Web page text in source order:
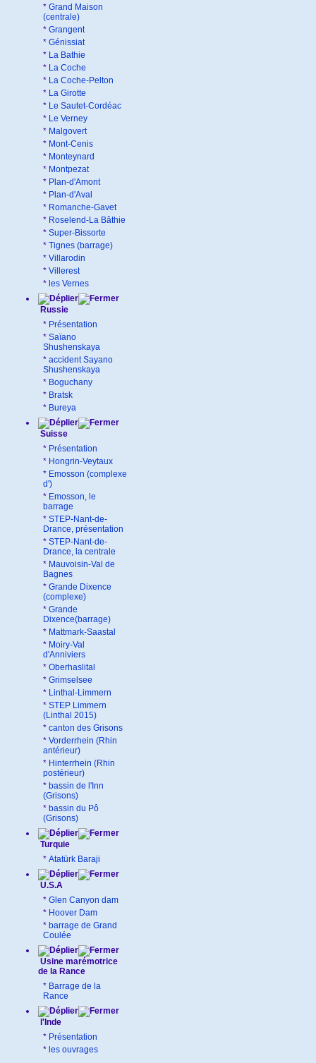
* Grand Maison
(centrale)
* Grangent
* Génissiat
* La Bathie
* La Coche
* La Coche-Pelton
* La Girotte
* Le Sautet-Cordéac
* Le Verney
* Malgovert
* Mont-Cenis
* Monteynard
* Montpezat
* Plan-d'Amont
* Plan-d'Aval
* Romanche-Gavet
* Roselend-La Bâthie
* Super-Bissorte
* Tignes (barrage)
* Villarodin
* Villerest
* les Vernes
Russie
* Présentation
* Saïano
Shushenskaya
* accident Sayano
Shushenskaya
* Boguchany
* Bratsk
* Bureya
Suisse
* Présentation
* Hongrin-Veytaux
* Emosson (complexe
d')
* Emosson, le
barrage
* STEP-Nant-de-
Drance, présentation
* STEP-Nant-de-
Drance, la centrale
* Mauvoisin-Val de
Bagnes
* Grande Dixence
(complexe)
* Grande
Dixence(barrage)
* Mattmark-Saastal
* Moiry-Val
d'Anniviers
* Oberhaslital
* Grimselsee
* Linthal-Limmern
* STEP Limmern
(Linthal 2015)
* canton des Grisons
* Vorderrhein (Rhin
antérieur)
* Hinterrhein (Rhin
postérieur)
* bassin de l'Inn
(Grisons)
* bassin du Pô
(Grisons)
Turquie
* Atatürk Baraji
U.S.A
* Glen Canyon dam
* Hoover Dam
* barrage de Grand
Coulée
Usine marémotrice
de la Rance
* Barrage de la
Rance
l'Inde
* Présentation
* les ouvrages